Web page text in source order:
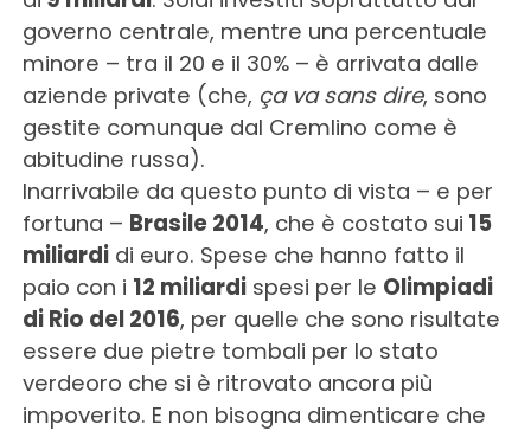
governo centrale, mentre una percentuale
minore – tra il 20 e il 30% – è arrivata dalle
aziende private (che, ça va sans dire, sono
gestite comunque dal Cremlino come è
abitudine russa).
Inarrivabile da questo punto di vista – e per
fortuna – Brasile 2014, che è costato sui 15
miliardidi euro. Spese che hanno fatto il
paio con i 12 miliardispesi per le Olimpiadi
di Rio del 2016, per quelle che sono risultate
essere due pietre tombali per lo stato
verdeoro che si è ritrovato ancora più
impoverito. E non bisogna dimenticare che